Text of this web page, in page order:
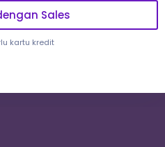
Sales
kartu kredit